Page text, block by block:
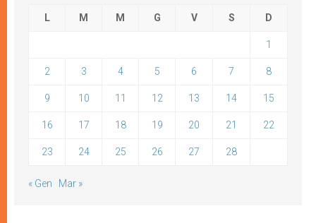
L M M G V S D
1
2 3 4 5 6 7 8
9 10 11 12 13 14 15
16 17 18 19 20 21 22
23 24 25 26 27 28
« Gen Mar »